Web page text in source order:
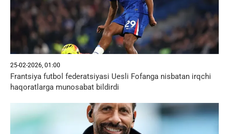
25-02-2026, 01:00
Frantsiya futbol federatsiyasi Uesli Fofanga nisbatan irqchi
haqoratlarga munosabat bildirdi